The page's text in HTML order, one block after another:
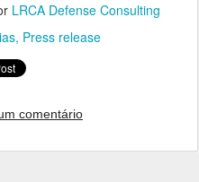
LRCA Defense Consulting
Press release
comentário